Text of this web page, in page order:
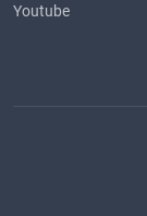
Youtube